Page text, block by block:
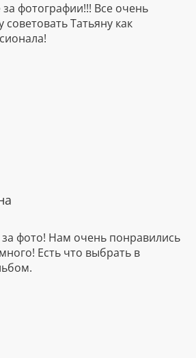
фотографии!!! Все очень
Татьяну как
фото! Нам очень понравились
Есть что выбрать в